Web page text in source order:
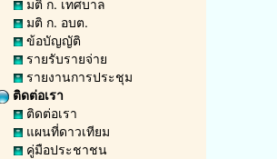
มติ ก. เทศบาล
มติ ก. อบต.
ข้อบัญญัติ
รายรับรายจ่าย
รายงานการประชุม
ติดต่อเรา
ติดต่อเรา
แผนที่ดาวเทียม
คู่มือประชาชน